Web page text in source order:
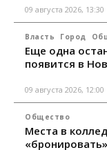
09 августа 2026, 13:30
Власть Город
Еще одна
появится в
09 августа 2026, 12:00
Общество
Места в